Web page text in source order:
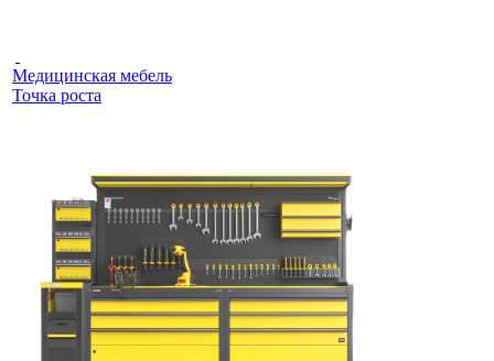
Медицинская мебель
Точка роста